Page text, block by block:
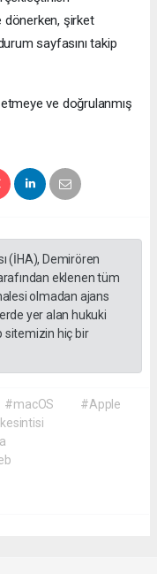
dönerken, şirket
sayfasını takip
ve doğrulanmış
(İHA), Demirören
eklenen tüm
olmadan ajans
yer alan hukuki
sitemizin hiç bir
#macOS
#Apple